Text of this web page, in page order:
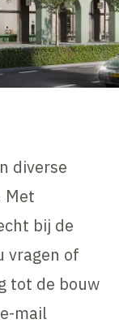
diverse
Met
bij de
vragen of
tot de bouw
mail